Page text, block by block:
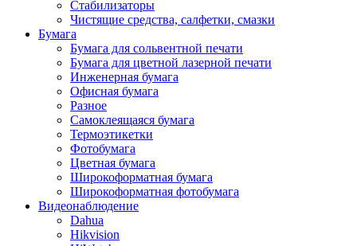
Стабилизаторы
Чистящие средства, салфетки, смазки
Бумага
Бумага для сольвентной печати
Бумага для цветной лазерной печати
Инженерная бумага
Офисная бумага
Разное
Самоклеящаяся бумага
Термоэтикетки
Фотобумага
Цветная бумага
Широкоформатная бумага
Широкоформатная фотобумага
Видеонаблюдение
Dahua
Hikvision